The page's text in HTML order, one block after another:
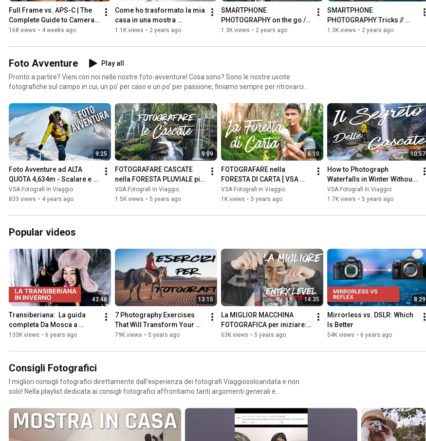
Full Frame vs. APS-C | The
Complete Guide to Camera
Sensors
168 views • 4 weeks ago
Come ho trasformato la mia
casa in una mostra
fotografica
1.1K views • 2 years ago
SMARTPHONE
PHOTOGRAPHY on the go //
Exploring Urbino with
1.3K views • 2 years ago
SMARTPHONE
PHOTOGRAPHY Tricks //
Capture the Sun in a
STAR EFFECT
1.3K views • 2 years ago
Foto Avventure
Play all
Pronto a partire? Vieni con noi nelle nostre foto-avventure! Cosa sono? Sono le nostre uscite
fotografiche sul campo in cui, un po' per caso e un po' per passione, finiamo sempre per ritrovarci
fotografare in qualche angolo impervio del mondo o scoprire un luogo esotico e poco conosciuto
con la nostra fotocamera, ti porteremo sempre con noi alla scoperta delle migliori fotoavventure
che il mondo ha da offrire!
9:25
Foto Avventure ad ALTA
QUOTA 4,634m - Scalare e
fotografare il MONTE ROSA.
VSA Fotografi In Viaggio
833 views • 4 years ago
9:09
FOTOGRAFARE CASCATE
nella FORESTA PLUVIALE più
antica del mondo -  Foto
Avventure
VSA Fotografi In Viaggio
1.5K views • 5 years ago
6:10
FOTOGRAFARE nella
FORESTA DI CARTA [ VSA
Foto Avventure ] - Foto nel
bosco
VSA Fotografi In Viaggio
1K views • 5 years ago
10:57
How to Photograph
Waterfalls in Winter Without
Destroying Your Camera -
Foto Avventure
VSA Fotografi In Viaggio
1.7K views • 5 years ago
Popular videos
43:48
Transiberiana:  La guida
completa Da Mosca a
Vladivostok in inverno più la
133K views • 6 years ago
13:15
7 Photography Exercises
That Will Transform Your
Photos - Photography
79K views • 5 years ago
14:35
La MIGLIOR MACCHINA
FOTOGRAFICA per iniziare:
ecco cosa ho scelto
63K views • 5 years ago
8:29
Mirrorless vs. DSLR: Which
Is Better
54K views • 6 years ago
Consigli Fotografici
I migliori consigli fotografici direttamente dall'esperienza dei fotografi Viaggiosoloandata e non
solo! Nella playlist dedicata ai consigli fotografici affrontiamo tanti argomenti generali e
anche per posizionare al meglio il proprio lavoro social e investire nella propria passione. La playlist
di fotografia più completa di youtube sulla tecnica e i consigli più importanti.